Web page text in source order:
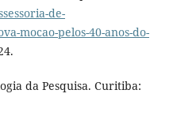
de-
mocao-pelos-40-anos-do-
da Pesquisa. Curitiba: